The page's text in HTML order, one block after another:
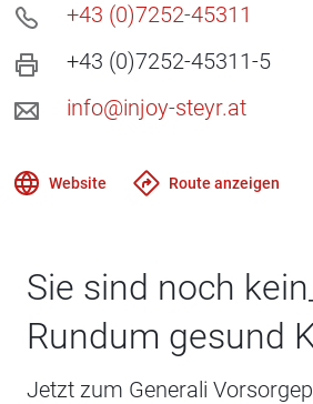
+43 (0)7252-45311
+43 (0)7252-45311-5
info@injoy-steyr.at
Website Route anzeigen
Sie sind noch
Rundum gesund
Jetzt zum Generali